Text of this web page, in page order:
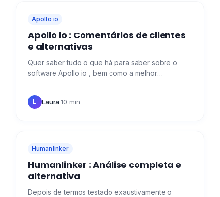
Apollo io
Apollo io : Comentários de clientes
e alternativas
Quer saber tudo o que há para saber sobre o
software Apollo io , bem como a melhor
o que é ? A nossa…
L Laura·10 min
Humanlinker
Humanlinker : Análise completa e
alternativa
Depois de termos testado exaustivamente o